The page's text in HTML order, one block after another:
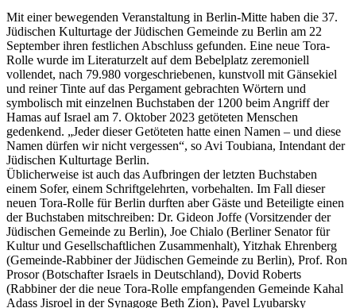
Mit einer bewegenden Veranstaltung in Berlin-Mitte haben die 37.
Jüdischen Kulturtage der Jüdischen Gemeinde zu Berlin am 22
September ihren festlichen Abschluss gefunden. Eine neue Tora-
Rolle wurde im Literaturzelt auf dem Bebelplatz zeremoniell
vollendet, nach 79.980 vorgeschriebenen, kunstvoll mit Gänsekiel
und reiner Tinte auf das Pergament gebrachten Wörtern und
symbolisch mit einzelnen Buchstaben der 1200 beim Angriff der
Hamas auf Israel am 7. Oktober 2023 getöteten Menschen
gedenkend. „Jeder dieser Getöteten hatte einen Namen – und diese
Namen dürfen wir nicht vergessen“, so Avi Toubiana, Intendant der
Jüdischen Kulturtage Berlin.
Üblicherweise ist auch das Aufbringen der letzten Buchstaben
einem Sofer, einem Schriftgelehrten, vorbehalten. Im Fall dieser
neuen Tora-Rolle für Berlin durften aber Gäste und Beteiligte einen
der Buchstaben mitschreiben: Dr. Gideon Joffe (Vorsitzender der
Jüdischen Gemeinde zu Berlin), Joe Chialo (Berliner Senator für
Kultur und Gesellschaftlichen Zusammenhalt), Yitzhak Ehrenberg
(Gemeinde-Rabbiner der Jüdischen Gemeinde zu Berlin), Prof. Ron
Prosor (Botschafter Israels in Deutschland), Dovid Roberts
(Rabbiner der die neue Tora-Rolle empfangenden Gemeinde Kahal
Adass Jisroel in der Synagoge Beth Zion), Pavel Lyubarsky